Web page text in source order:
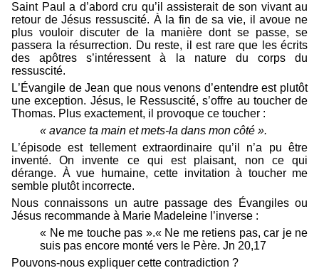
Saint Paul a d’abord cru qu’il assisterait de son vivant au
retour de Jésus ressuscité. À la fin de sa vie, il avoue ne
plus vouloir discuter de la manière dont se passe, se
passera la résurrection. Du reste, il est rare que les écrits
des apôtres s’intéressent à la nature du corps du
ressuscité.
L’Évangile de Jean que nous venons d’entendre est plutôt
une exception. Jésus, le Ressuscité, s’offre au toucher de
Thomas. Plus exactement, il provoque ce toucher :
« avance ta main et mets-la dans mon côté ».
L’épisode est tellement extraordinaire qu’il n’a pu être
inventé. On invente ce qui est plaisant, non ce qui
dérange. À vue humaine, cette invitation à toucher me
semble plutôt incorrecte.
Nous connaissons un autre passage des Évangiles ou
Jésus recommande à Marie Madeleine l’inverse :
« Ne me touche pas ».« Ne me retiens pas, car je ne
suis pas encore monté vers le Père. Jn 20,17
Pouvons-nous expliquer cette contradiction ?